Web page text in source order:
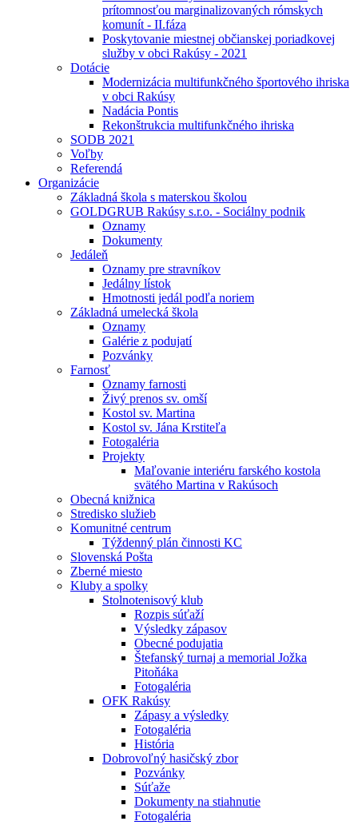
prítomnosťou marginalizovaných rómskych
komunít - II.fáza
Poskytovanie miestnej občianskej poriadkovej
služby v obci Rakúsy - 2021
Dotácie
Modernizácia multifunkčného športového ihriska
v obci Rakúsy
Nadácia Pontis
Rekonštrukcia multifunkčného ihriska
SODB 2021
Voľby
Referendá
Organizácie
Základná škola s materskou školou
GOLDGRUB Rakúsy s.r.o. - Sociálny podnik
Oznamy
Dokumenty
Jedáleň
Oznamy pre stravníkov
Jedálny lístok
Hmotnosti jedál podľa noriem
Základná umelecká škola
Oznamy
Galérie z podujatí
Pozvánky
Farnosť
Oznamy farnosti
Živý prenos sv. omší
Kostol sv. Martina
Kostol sv. Jána Krstiteľa
Fotogaléria
Projekty
Maľovanie interiéru farského kostola
svätého Martina v Rakúsoch
Obecná knižnica
Stredisko služieb
Komunitné centrum
Týždenný plán činnosti KC
Slovenská Pošta
Zberné miesto
Kluby a spolky
Stolnotenisový klub
Rozpis súťaží
Výsledky zápasov
Obecné podujatia
Štefanský turnaj a memorial Jožka
Pitoňáka
Fotogaléria
OFK Rakúsy
Zápasy a výsledky
Fotogaléria
História
Dobrovoľný hasičský zbor
Pozvánky
Súťaže
Dokumenty na stiahnutie
Fotogaléria